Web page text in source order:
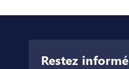
Restez informé